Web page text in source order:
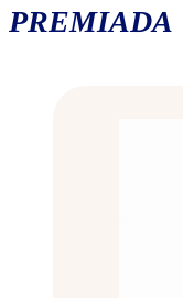
PREMIADA